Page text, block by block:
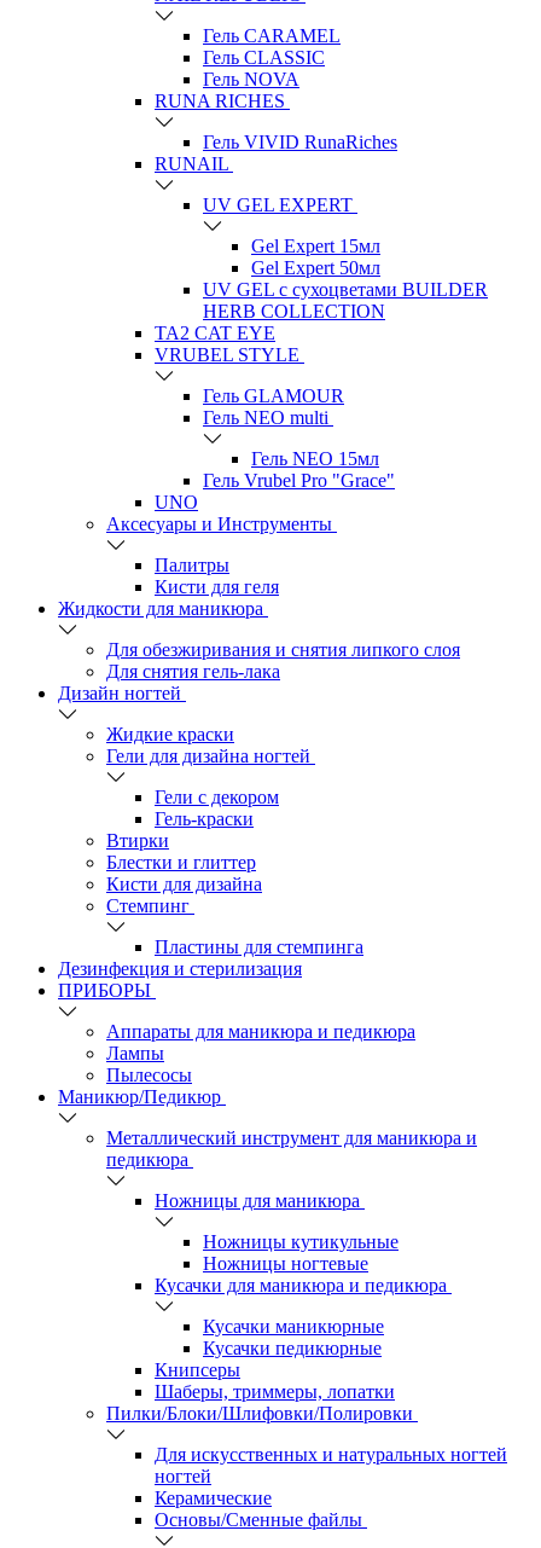
Гель CARAMEL
Гель CLASSIC
Гель NOVA
RUNA RICHES
Гель VIVID RunaRiches
RUNAIL
UV GEL EXPERT
Gel Expert 15мл
Gel Expert 50мл
UV GEL с сухоцветами BUILDER
HERB COLLECTION
TA2 CAT EYE
VRUBEL STYLE
Гель GLAMOUR
Гель NEO multi
Гель NEO 15мл
Гель Vrubel Pro "Grace"
UNO
Аксесуары и Инструменты
Палитры
Кисти для геля
Жидкости для маникюра
Для обезжиривания и снятия липкого слоя
Для снятия гель-лака
Дизайн ногтей
Жидкие краски
Гели для дизайна ногтей
Гели с декором
Гель-краски
Втирки
Блестки и глиттер
Кисти для дизайна
Стемпинг
Пластины для стемпинга
Дезинфекция и стерилизация
ПРИБОРЫ
Аппараты для маникюра и педикюра
Лампы
Пылесосы
Маникюр/Педикюр
Металлический инструмент для маникюра и
педикюра
Ножницы для маникюра
Ножницы кутикульные
Ножницы ногтевые
Кусачки для маникюра и педикюра
Кусачки маникюрные
Кусачки педикюрные
Книпсеры
Шаберы, триммеры, лопатки
Пилки/Блоки/Шлифовки/Полировки
Для искусственных и натуральных ногтей
ногтей
Керамические
Основы/Сменные файлы